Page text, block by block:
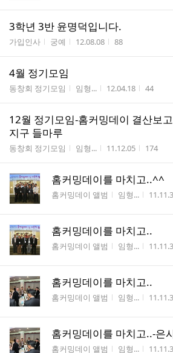
3학년 3반 윤명덕입니다.
게시판명
가입인사 작성자
궁예 작성시간
12.08.08 조회수
88
4월 정기모임
게시판명
동창회 정기모임 작성자
임형... 작성시간
12.04.18 조회수
44
12월 정기모임-홈커밍데이 결산보
지구 들마루
게시판명
동창회 정기모임 작성자
임형... 작성시간
11.12.05 조회수
174
홈커밍데이를 마치고..^^
게시판명
홈커밍데이 앨범 작성자
임형... 작성시
홈커밍데이를 마치고..
게시판명
홈커밍데이 앨범 작성자
임형... 작성시
홈커밍데이를 마치고..
게시판명
홈커밍데이 앨범 작성자
임형... 작성시
홈커밍데이를 마치고..-은
게시판명
홈커밍데이 앨범 작성자
임형... 작성시